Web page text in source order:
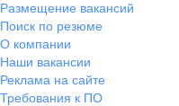
Размещение вакансий
Поиск по резюме
О компании
Наши вакансии
Реклама на сайте
Требования к ПО